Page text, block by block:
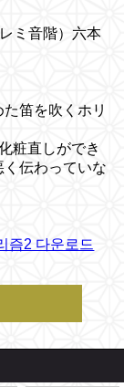
ミ音階）六本
笛を吹くホリ
粧直しができ
伝わっていな
즘2 다운로드